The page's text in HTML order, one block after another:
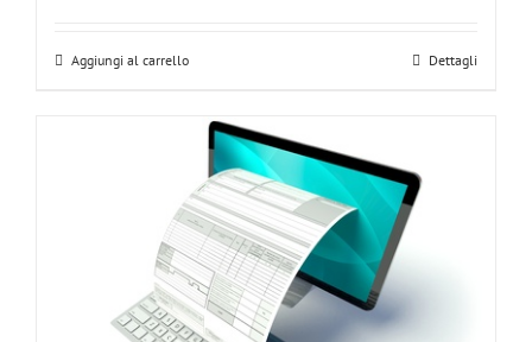
Aggiungi al carrello Dettagli